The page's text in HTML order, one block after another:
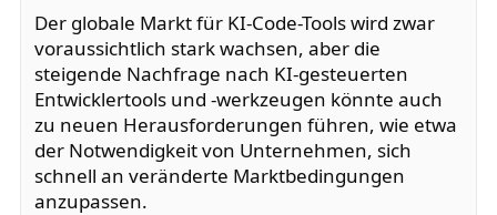
Der globale Markt für KI-Code-Tools wird zwar
voraussichtlich stark wachsen, aber die
steigende Nachfrage nach KI-gesteuerten
Entwicklertools und -werkzeugen könnte auch
zu neuen Herausforderungen führen, wie etwa
der Notwendigkeit von Unternehmen, sich
schnell an veränderte Marktbedingungen
anzupassen.